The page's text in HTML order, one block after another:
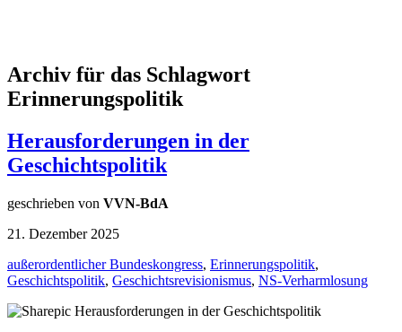
Archiv für das Schlagwort
Erinnerungspolitik
Herausforderungen in der
Geschichtspolitik
geschrieben von VVN-BdA
21. Dezember 2025
außerordentlicher Bundeskongress, Erinnerungspolitik,
Geschichtspolitik, Geschichtsrevisionismus, NS-Verharmlosung